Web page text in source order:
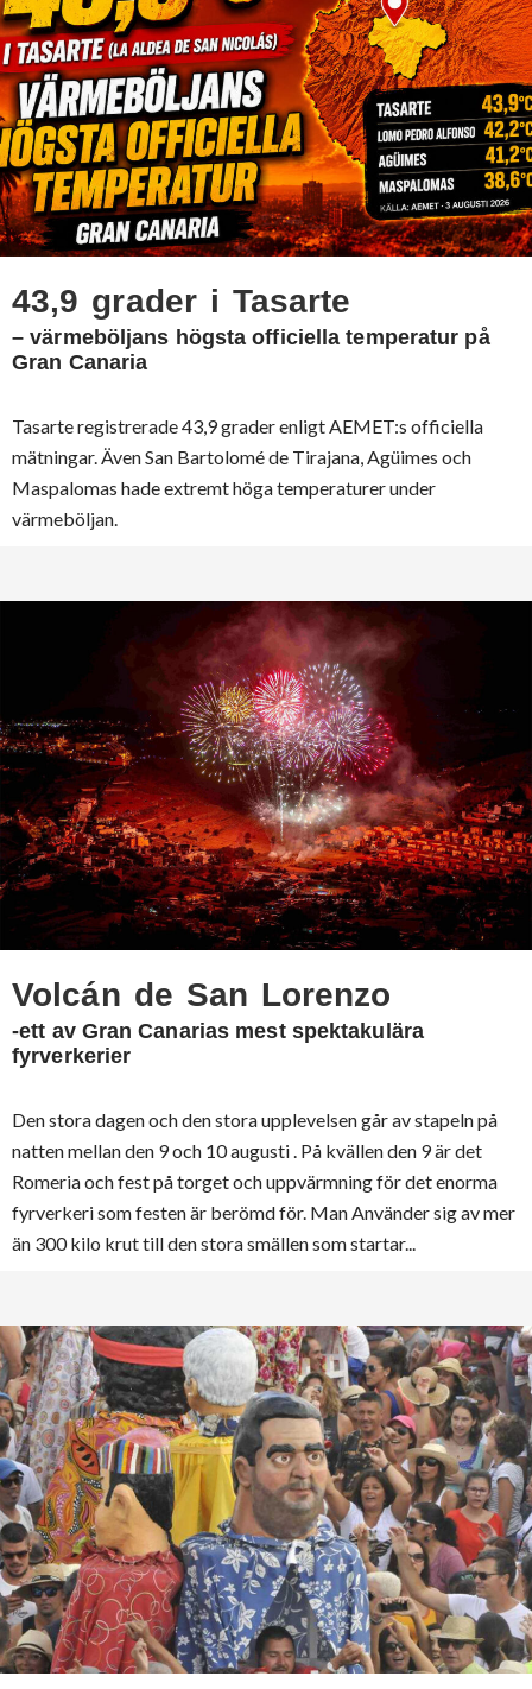
43,9 grader i Tasarte
– värmeböljans högsta officiella temperatur på
Gran Canaria
Tasarte registrerade 43,9 grader enligt AEMET:s officiella
mätningar. Även San Bartolomé de Tirajana, Agüimes och
Maspalomas hade extremt höga temperaturer under
värmeböljan.
Volcán de San Lorenzo
-ett av Gran Canarias mest spektakulära
fyrverkerier
Den stora dagen och den stora upplevelsen går av stapeln på
natten mellan den 9 och 10 augusti . På kvällen den 9 är det
Romeria och fest på torget och uppvärmning för det enorma
fyrverkeri som festen är berömd för. Man Använder sig av mer
än 300 kilo krut till den stora smällen som startar...